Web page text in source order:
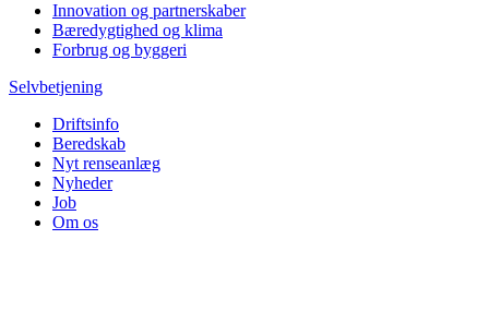
Innovation og partnerskaber
Bæredygtighed og klima
Forbrug og byggeri
Selvbetjening
Driftsinfo
Beredskab
Nyt renseanlæg
Nyheder
Job
Om os